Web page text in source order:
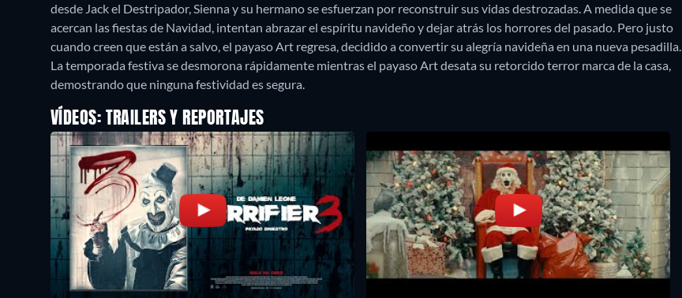
desde Jack el Destripador, Sienna y su hermano se esfuerzan por reconstruir sus vidas destrozadas. A medida que se
acercan las fiestas de Navidad, intentan abrazar el espíritu navideño y dejar atrás los horrores del pasado. Pero justo
cuando creen que están a salvo, el payaso Art regresa, decidido a convertir su alegría navideña en una nueva pesadilla.
La temporada festiva se desmorona rápidamente mientras el payaso Art desata su retorcido terror marca de la casa,
demostrando que ninguna festividad es segura.
VÍDEOS: TRAILERS Y REPORTAJES